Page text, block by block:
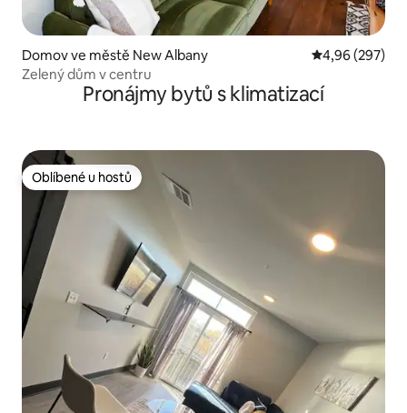
Domov ve městě New Albany Průměrné
4,96 (297)
Zelený dům v centru
Pronájmy bytů s klimatizací
Oblíbené u hostů
Oblíbené u hostů